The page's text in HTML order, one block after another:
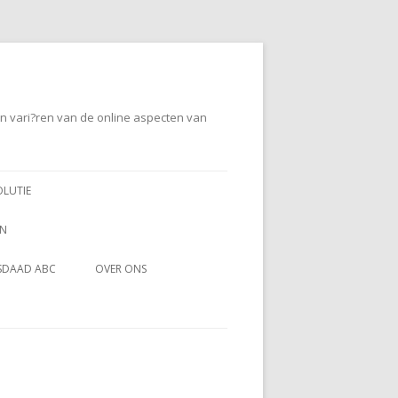
vari?ren van de online aspecten van
ABC OVER ONS